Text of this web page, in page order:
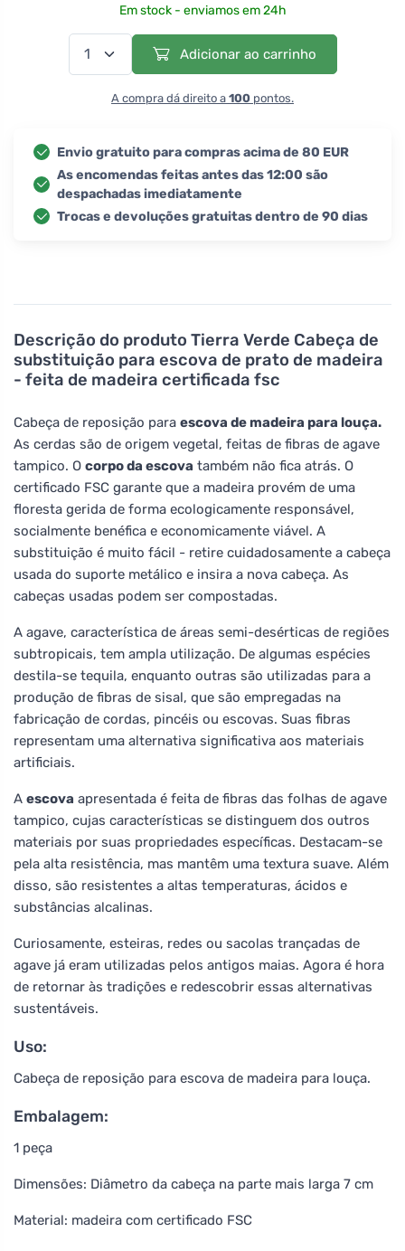
Descrição do produto Tierra Verde Cabeça de
substituição para escova de prato de madeira
- feita de madeira certificada fsc
Cabeça de reposição para escova de madeira para louça.
As cerdas são de origem vegetal, feitas de fibras de agave
tampico. O corpo da escova também não fica atrás. O
certificado FSC garante que a madeira provém de uma
floresta gerida de forma ecologicamente responsável,
socialmente benéfica e economicamente viável. A
substituição é muito fácil - retire cuidadosamente a cabeça
usada do suporte metálico e insira a nova cabeça. As
cabeças usadas podem ser compostadas.
A agave, característica de áreas semi-desérticas de regiões
subtropicais, tem ampla utilização. De algumas espécies
destila-se tequila, enquanto outras são utilizadas para a
produção de fibras de sisal, que são empregadas na
fabricação de cordas, pincéis ou escovas. Suas fibras
representam uma alternativa significativa aos materiais
artificiais.
A escova apresentada é feita de fibras das folhas de agave
tampico, cujas características se distinguem dos outros
materiais por suas propriedades específicas. Destacam-se
pela alta resistência, mas mantêm uma textura suave. Além
disso, são resistentes a altas temperaturas, ácidos e
substâncias alcalinas.
Curiosamente, esteiras, redes ou sacolas trançadas de
agave já eram utilizadas pelos antigos maias. Agora é hora
de retornar às tradições e redescobrir essas alternativas
sustentáveis.
Uso:
Cabeça de reposição para escova de madeira para louça.
Embalagem:
1 peça
Dimensões: Diâmetro da cabeça na parte mais larga 7 cm
Material: madeira com certificado FSC
Em stock - enviamos em 24h
Adicionar ao carrinho
A compra dá direito a 100 pontos.
Envio gratuito para compras acima de 80 EUR
As encomendas feitas antes das 12:00 são
despachadas imediatamente
Trocas e devoluções gratuitas dentro de 90 dias